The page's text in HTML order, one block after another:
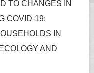
TO CHANGES IN
COVID-19:
IN
AND